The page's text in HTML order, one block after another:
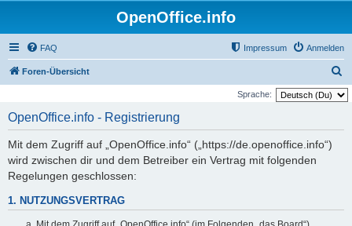
OpenOffice.info
FAQ Anmelden
Impressum
Foren-Übersicht
u
Sprache:
OpenOffice.info - Registrierung
Mit dem Zugriff auf „OpenOffice.info“ („https://de.openoffice.info“)
wird zwischen dir und dem Betreiber ein Vertrag mit folgenden
Regelungen geschlossen:
1. NUTZUNGSVERTRAG